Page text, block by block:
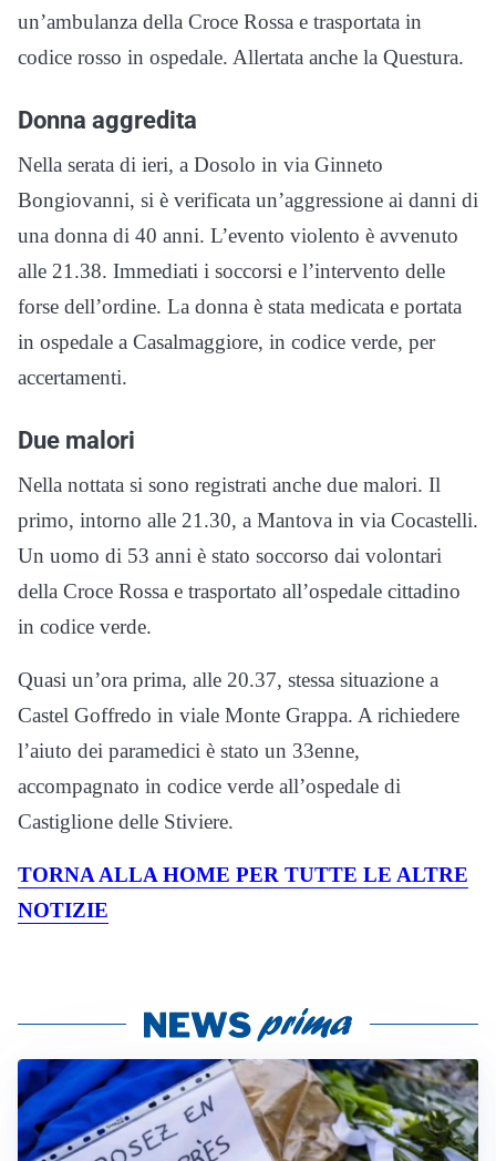
un’ambulanza della Croce Rossa e trasportata in
codice rosso in ospedale. Allertata anche la Questura.
Donna aggredita
Nella serata di ieri, a Dosolo in via Ginneto
Bongiovanni, si è verificata un’aggressione ai danni di
una donna di 40 anni. L’evento violento è avvenuto
alle 21.38. Immediati i soccorsi e l’intervento delle
forse dell’ordine. La donna è stata medicata e portata
in ospedale a Casalmaggiore, in codice verde, per
accertamenti.
Due malori
Nella nottata si sono registrati anche due malori. Il
primo, intorno alle 21.30, a Mantova in via Cocastelli.
Un uomo di 53 anni è stato soccorso dai volontari
della Croce Rossa e trasportato all’ospedale cittadino
in codice verde.
Quasi un’ora prima, alle 20.37, stessa situazione a
Castel Goffredo in viale Monte Grappa. A richiedere
l’aiuto dei paramedici è stato un 33enne,
accompagnato in codice verde all’ospedale di
Castiglione delle Stiviere.
TORNA ALLA HOME PER TUTTE LE ALTRE
NOTIZIE